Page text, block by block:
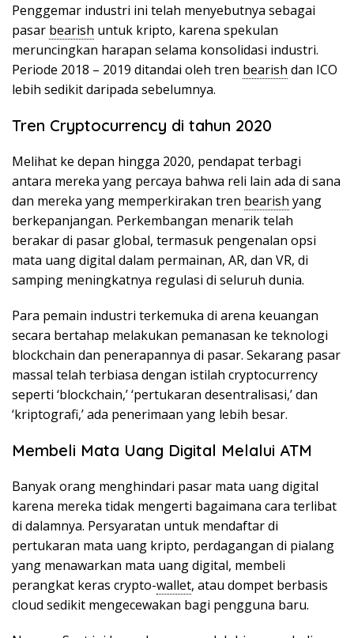
Penggemar industri ini telah menyebutnya sebagai
pasar bearish untuk kripto, karena spekulan
meruncingkan harapan selama konsolidasi industri.
Periode 2018 – 2019 ditandai oleh tren bearish dan ICO
lebih sedikit daripada sebelumnya.
Tren Cryptocurrency di tahun 2020
Melihat ke depan hingga 2020, pendapat terbagi
antara mereka yang percaya bahwa reli lain ada di sana
dan mereka yang memperkirakan tren bearish yang
berkepanjangan. Perkembangan menarik telah
berakar di pasar global, termasuk pengenalan opsi
mata uang digital dalam permainan, AR, dan VR, di
samping meningkatnya regulasi di seluruh dunia.
Para pemain industri terkemuka di arena keuangan
secara bertahap melakukan pemanasan ke teknologi
blockchain dan penerapannya di pasar. Sekarang pasar
massal telah terbiasa dengan istilah cryptocurrency
seperti ‘blockchain,’ ‘pertukaran desentralisasi,’ dan
‘kriptografi,’ ada penerimaan yang lebih besar.
Membeli Mata Uang Digital Melalui ATM
Banyak orang menghindari pasar mata uang digital
karena mereka tidak mengerti bagaimana cara terlibat
di dalamnya. Persyaratan untuk mendaftar di
pertukaran mata uang kripto, perdagangan di pialang
yang menawarkan mata uang digital, membeli
perangkat keras crypto-wallet, atau dompet berbasis
cloud sedikit mengecewakan bagi pengguna baru.